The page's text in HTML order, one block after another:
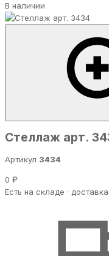
В наличии
Стеллаж арт.
Артикул 3434
0 ₽
Есть на складе · доставка